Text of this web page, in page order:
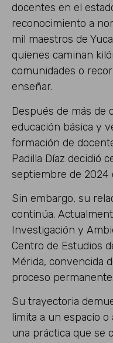
docentes en el
reconocimiento a
mil maestros de
quienes caminan
comunidades o
enseñar.
Después de más de
educación básica y
formación de
Padilla Díaz decidió
septiembre de 2024
Sin embargo, su
continúa.
Investigación y
Centro de Estudios
Mérida, convencida
proceso permanente.
Su trayectoria
limita a un espacio o
una práctica que se